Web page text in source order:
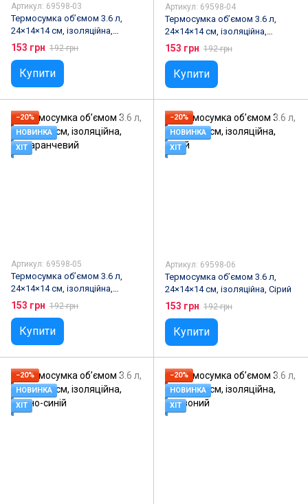
Артикул: 69598-03
Термосумка об’ємом 3.6 л,
24×14×14 см, ізоляційна,
Жовтий
153 грн 192 грн
Купити
Артикул: 69598-04
Термосумка об’ємом 3.6 л,
24×14×14 см, ізоляційна,
Коричневий
153 грн 192 грн
Купити
−20%
НОВИНКА
ХІТ
Артикул: 69598-05
Термосумка об’ємом 3.6 л,
24×14×14 см, ізоляційна,
Помаранчевий
153 грн 192 грн
Купити
−20%
НОВИНКА
ХІТ
Артикул: 69598-06
Термосумка об’ємом 3.6 л,
24×14×14 см, ізоляційна, Сірий
153 грн 192 грн
Купити
−20%
НОВИНКА
ХІТ
−20%
НОВИНКА
ХІТ